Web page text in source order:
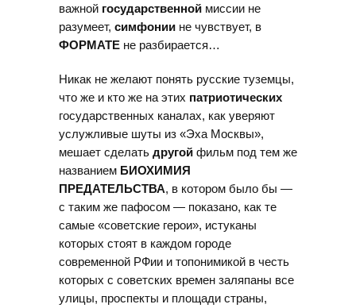
важной государственной миссии не
разумеет, симфонии не чувствует, в
ФОРМАТЕ не разбирается…
Никак не желают понять русские туземцы,
что же и кто же на этих патриотических
государственных каналах, как уверяют
услужливые шуты из «Эха Москвы»,
мешает сделать другой фильм под тем же
названием БИОХИМИЯ
ПРЕДАТЕЛЬСТВА, в котором было бы —
с таким же пафосом — показано, как те
самые «советские герои», истуканы
которых стоят в каждом городе
современной РФии и топонимикой в честь
которых с советских времен заляпаны все
улицы, проспекты и площади страны,